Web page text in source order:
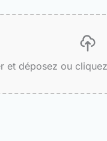
et déposez ou